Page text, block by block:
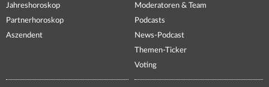
Jahreshoroskop
Partnerhoroskop
Aszendent
Moderatoren & Team
Podcasts
News-Podcast
Themen-Ticker
Voting